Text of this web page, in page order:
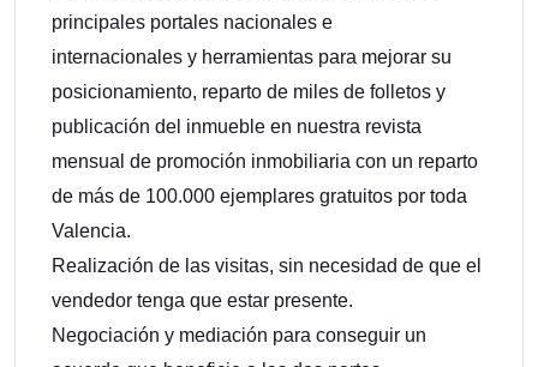
principales portales nacionales e
internacionales y herramientas para mejorar su
posicionamiento, reparto de miles de folletos y
publicación del inmueble en nuestra revista
mensual de promoción inmobiliaria con un reparto
de más de 100.000 ejemplares gratuitos por toda
Valencia.
Realización de las visitas, sin necesidad de que el
vendedor tenga que estar presente.
Negociación y mediación para conseguir un